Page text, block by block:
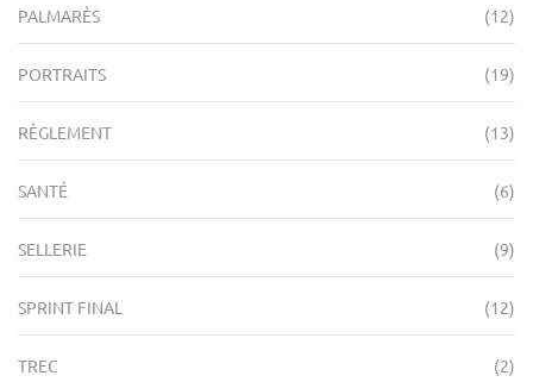
PALMARÈS (12)
PORTRAITS (19)
RÈGLEMENT (13)
SANTÉ (6)
SELLERIE (9)
SPRINT FINAL (12)
TREC (2)